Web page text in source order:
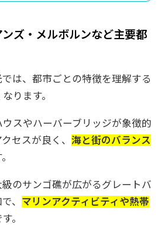
ラリア旅行プラン
向けプラン
向けプラン
愛好家向けプラン
）
ついて
について
ついて
ラリアツアーはアレンジ自由自
ズ・メルボルンなど主要都
は、都市ごとの特徴を理解する
ります。
スやハーバーブリッジが象徴的
セスが良く、 海と街のバランス
のサンゴ礁が広がるグレートバ
、 マリンアクティビティや熱帯
。